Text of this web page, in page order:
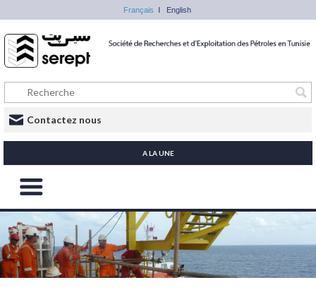
Français English
Contactez nous
A LA UNE